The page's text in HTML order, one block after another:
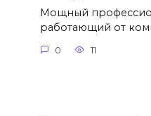
Мощный
работающий от
0 11